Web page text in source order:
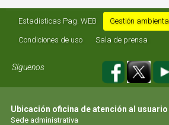
Estadisticas Pag. WEB Gestión ambiental
Condiciones de uso Sala de prensa
Síguenos
Ubicación oficina de atención al usuario
Sede administrativa